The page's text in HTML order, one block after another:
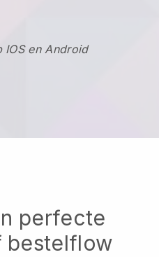
IOS en Android
perfecte
bestelflow